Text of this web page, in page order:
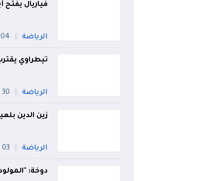
فياريال يفتح
الرياضة 04 أوت
تيطراوي
الرياضة 30 جويلية
زين الدين
الرياضة 03 أوت
دوخة: